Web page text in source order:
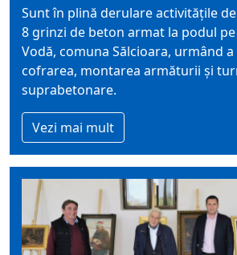
Sunt în plină derulare activitățile
8 grinzi de beton armat la podul pe
Vodă, comuna Sălcioara, urmând
cofrarea, montarea armăturii și
suprabetonare.
Vezi mai mult